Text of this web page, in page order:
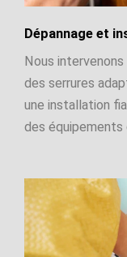
Dépannage et
Nous
des serrures
une installation
des équipements